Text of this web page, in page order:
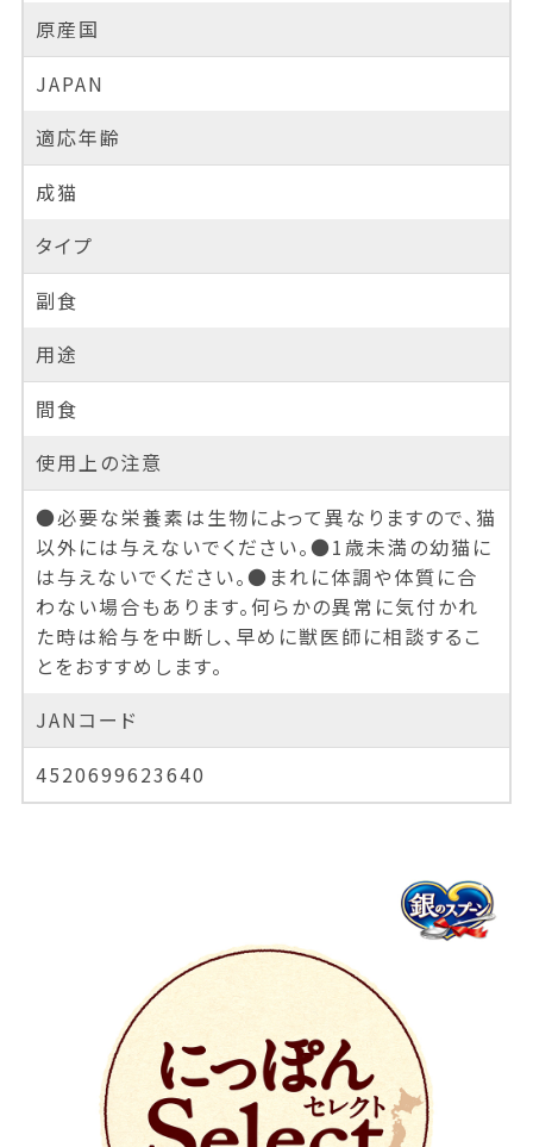
原産国
JAPAN
適応年齢
成猫
タイプ
副食
用途
間食
使用上の注意
●必要な栄養素は生物によって異なりますので、猫
以外には与えないでください。●1歳未満の幼猫に
は与えないでください。●まれに体調や体質に合
わない場合もあります。何らかの異常に気付かれ
た時は給与を中断し、早めに獣医師に相談するこ
とをおすすめします。
JANコード
4520699623640